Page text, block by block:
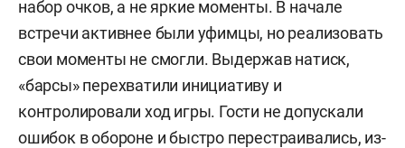
набор очков, а не яркие моменты. В начале
встречи активнее были уфимцы, но реализовать
свои моменты не смогли. Выдержав натиск,
«барсы» перехватили инициативу и
контролировали ход игры. Гости не допускали
ошибок в обороне и быстро перестраивались, из-